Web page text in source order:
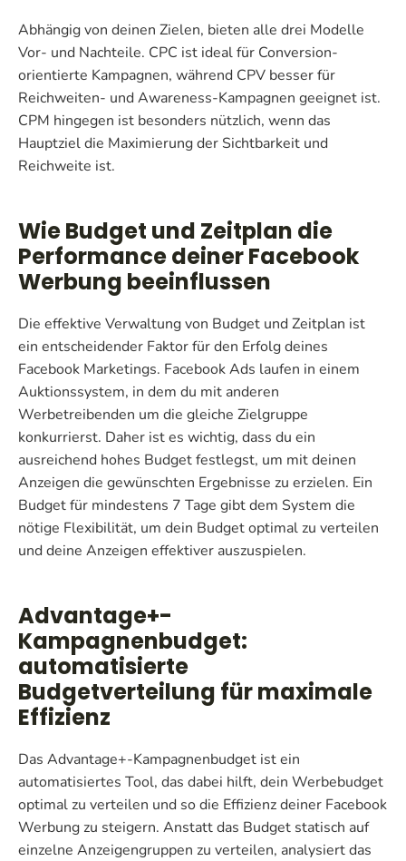
Abhängig von deinen Zielen, bieten alle drei Modelle
Vor- und Nachteile. CPC ist ideal für Conversion-
orientierte Kampagnen, während CPV besser für
Reichweiten- und Awareness-Kampagnen geeignet ist.
CPM hingegen ist besonders nützlich, wenn das
Hauptziel die Maximierung der Sichtbarkeit und
Reichweite ist.
Wie Budget und Zeitplan die
Performance deiner Facebook
Werbung beeinflussen
Die effektive Verwaltung von Budget und Zeitplan ist
ein entscheidender Faktor für den Erfolg deines
Facebook Marketings. Facebook Ads laufen in einem
Auktionssystem, in dem du mit anderen
Werbetreibenden um die gleiche Zielgruppe
konkurrierst. Daher ist es wichtig, dass du ein
ausreichend hohes Budget festlegst, um mit deinen
Anzeigen die gewünschten Ergebnisse zu erzielen. Ein
Budget für mindestens 7 Tage gibt dem System die
nötige Flexibilität, um dein Budget optimal zu verteilen
und deine Anzeigen effektiver auszuspielen.
Advantage+-
Kampagnenbudget:
automatisierte
Budgetverteilung für maximale
Effizienz
Das Advantage+-Kampagnenbudget ist ein
automatisiertes Tool, das dabei hilft, dein Werbebudget
optimal zu verteilen und so die Effizienz deiner Facebook
Werbung zu steigern. Anstatt das Budget statisch auf
einzelne Anzeigengruppen zu verteilen, analysiert das